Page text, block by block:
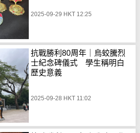
2025-09-29 HKT 12:25
抗戰勝利80周年｜烏蛟騰烈
士紀念碑儀式 學生稱明白
歷史意義
2025-09-28 HKT 11:02